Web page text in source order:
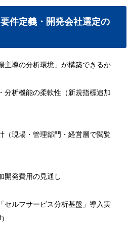
件定義・開発会社選定の
主導の分析環境」が構築できるか
分析機能の柔軟性（新規指標追加
（現場・管理部門・経営層で閲覧
開発費用の見通し
セルフサービス分析基盤」導入実